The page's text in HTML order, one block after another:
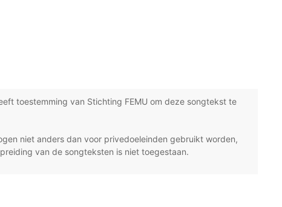
toestemming van Stichting FEMU om deze songtekst te
niet anders dan voor privedoeleinden gebruikt worden,
van de songteksten is niet toegestaan.